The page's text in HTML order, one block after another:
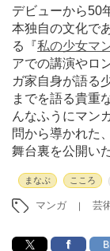
デビューから50
本独自の文化で
る『私の少女マ
アでの講演やロ
ガ家自身が語る
までを語る貴重
んなふうにマン
問から導かれた
舞台裏を公開い
まなぶ こころ
マンガ 芸